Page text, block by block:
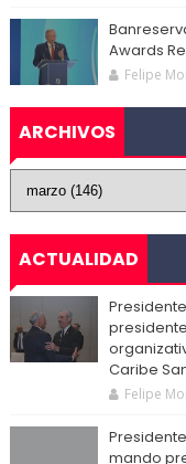
Awards
Felipe
ARCHIVOS
ACTUALIDAD
Caribe
Felipe
mando